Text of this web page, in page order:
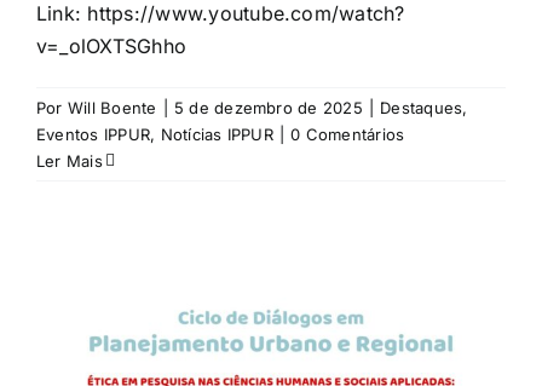
Link: https://www.youtube.com/watch?
v=_olOXTSGhho
Por Will Boente 5 de dezembro de 2025 Destaques,
Eventos IPPUR, Notícias IPPUR
0 Comentários
Ler Mais